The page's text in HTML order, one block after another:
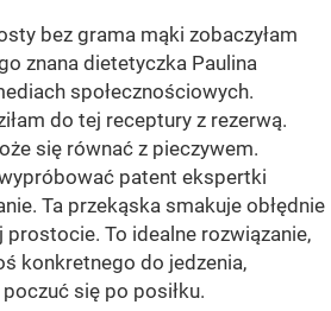
bez grama mąki zobaczyłam
znana dietetyczka Paulina
społecznościowych.
do tej receptury z rezerwą.
się równać z pieczywem.
patent ekspertki
Ta przekąska smakuje obłędnie
To idealne rozwiązanie,
konkretnego do jedzenia,
się po posiłku.